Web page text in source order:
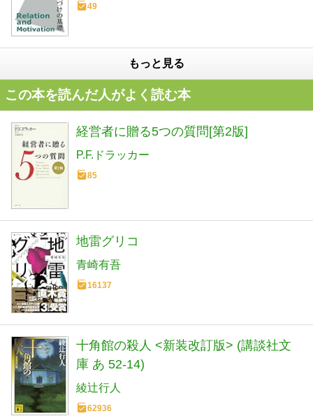
49
もっと見る
この本を読んだ人がよく読む本
経営者に贈る5つの質問[第2版]
P.F.ドラッカー
85
地雷グリコ
青崎有吾
16137
十角館の殺人 <新装改訂版> (講談社文
庫 あ 52-14)
綾辻行人
62936